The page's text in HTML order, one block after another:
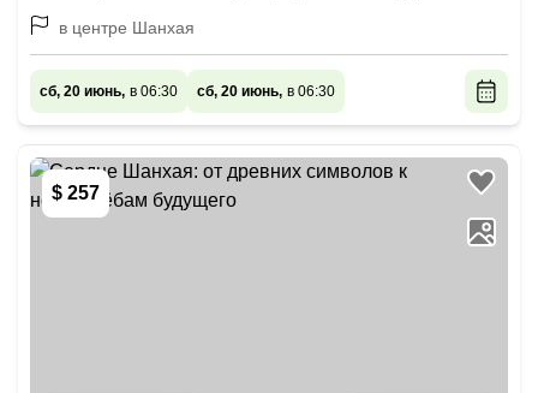
в центре Шанхая
сб, 20 июнь, в 06:30 сб, 20 июнь, в 06:30
$ 257